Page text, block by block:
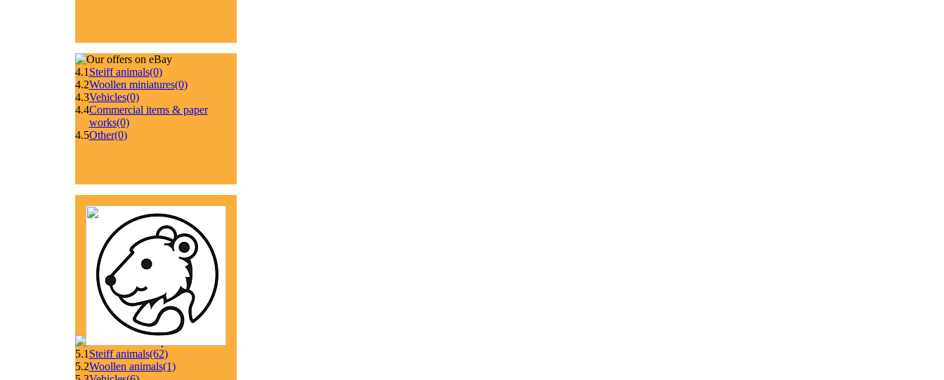
4.1 Steiff animals(0)
4.2Woollen miniatures(0)
4.3Vehicles(0)
4.4Commercial items & paper
works(0)
4.5Other(0)
5.1 Steiff animals(62)
5.2Woollen animals(1)